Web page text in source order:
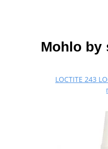
Mohlo by
LOCTITE 243